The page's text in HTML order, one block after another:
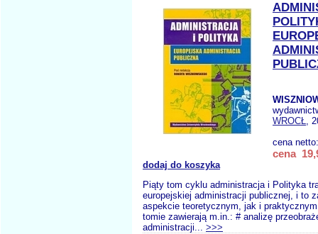
WROCŁ,
cena
cena
dodaj do koszyka
Piąty tom cyklu administracja i Polityka
europejskiej administracji publicznej, i to
aspekcie teoretycznym, jak i
tomie zawierają m.in.: # analizę
administracji... >>>